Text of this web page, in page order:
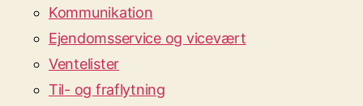
Kommunikation
Ejendomsservice og vicevært
Ventelister
Til- og fraflytning